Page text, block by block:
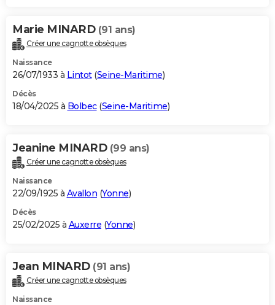
Marie MINARD (91 ans)
Créer une cagnotte obsèques
Naissance
26/07/1933 à Lintot(Seine-Maritime)
Décès
18/04/2025 à Bolbec(Seine-Maritime)
Jeanine MINARD (99 ans)
Créer une cagnotte obsèques
Naissance
22/09/1925 à Avallon (Yonne)
Décès
25/02/2025 à Auxerre (Yonne)
Jean MINARD (91 ans)
Créer une cagnotte obsèques
Naissance